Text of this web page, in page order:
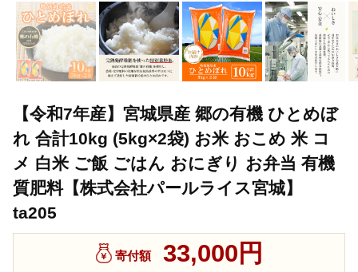
【令和7年産】宮城県産 郷の有機 ひとめぼ
れ 合計10kg (5kg×2袋) お米 おこめ 米 コ
メ 白米 ご飯 ごはん おにぎり お弁当 有機
質肥料【株式会社パールライス宮城】
ta205
寄付額 33,000円